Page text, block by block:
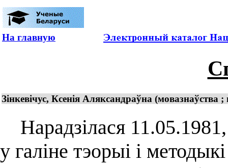
На главную
Зінкевічус, Ксенія Аляксандраўна (мовазнаўства
Нарадзілася
у галіне тэорыі і